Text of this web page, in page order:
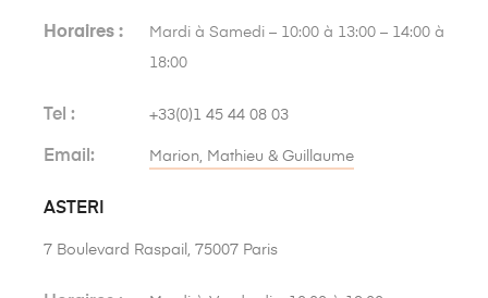
Horaires :
Mardi à Samedi – 10:00 à 13:00 – 14:00 à
18:00
Tel : +33(0)1 45 44 08 03
Email: Marion, Mathieu & Guillaume
ASTERI
7 Boulevard Raspail, 75007 Paris